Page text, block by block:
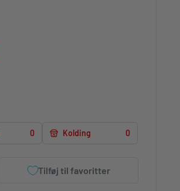
0 Kolding 0
Tilføj til favoritter